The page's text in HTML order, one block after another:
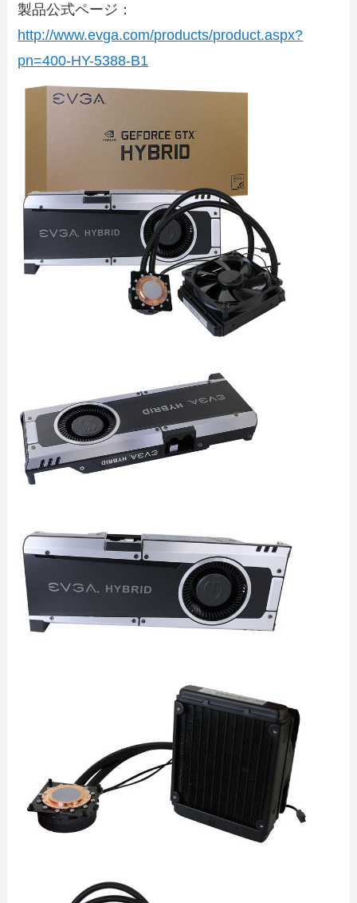
製品公式ページ：
http://www.evga.com/products/product.aspx?
pn=400-HY-5388-B1